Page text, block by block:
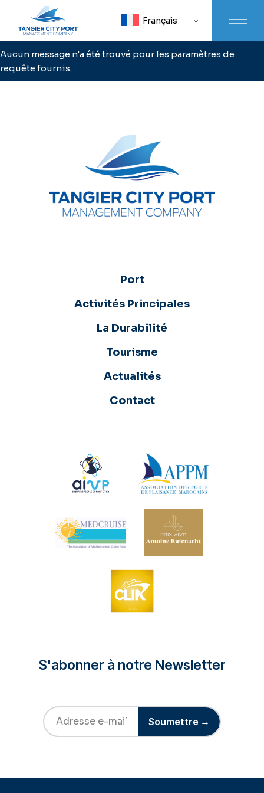
contenu Français
Aucun message n'a été trouvé pour les paramètres de
requête fournis.
Port
Activités Principales
La Durabilité
Tourisme
Actualités
Contact
S'abonner à notre Newsletter
Soumettre →